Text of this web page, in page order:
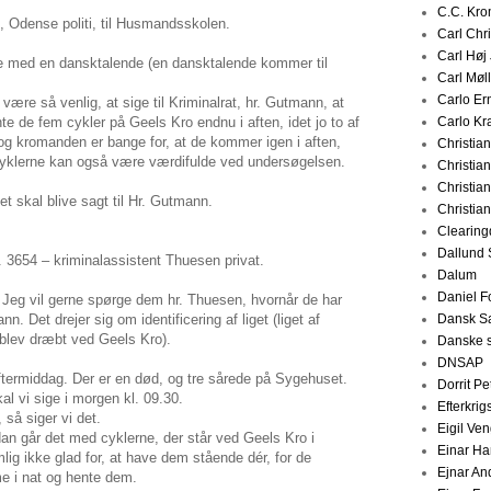
Odense politi, til Husmandsskolen.
med en dansktalende (en dansktalende kommer til
så venlig, at sige til Kriminalrat, hr. Gutmann, at
de fem cykler på Geels Kro endnu i aften, idet jo to af
kromanden er bange for, at de kommer igen i aften,
kan også være værdifulde ved undersøgelsen.
skal blive sagt til Hr. Gutmann.
– kriminalassistent Thuesen privat.
vil gerne spørge dem hr. Thuesen, hvornår de har
Det drejer sig om identificering af liget (liget af
dræbt ved Geels Kro).
Der er en død, og tre sårede på Sygehuset.
vi sige i morgen kl. 09.30.
så siger vi det.
går det med cyklerne, der står ved Geels Kro i
ikke glad for, at have dem stående dér, for de
i nat og hente dem.
C.C.
Carl
Carl Høj
Carl
Carlo
Carlo
Dallund
Dalum
Daniel
Dansk
Danske
DNSAP
Dorrit
Eigil
Einar
Ejnar